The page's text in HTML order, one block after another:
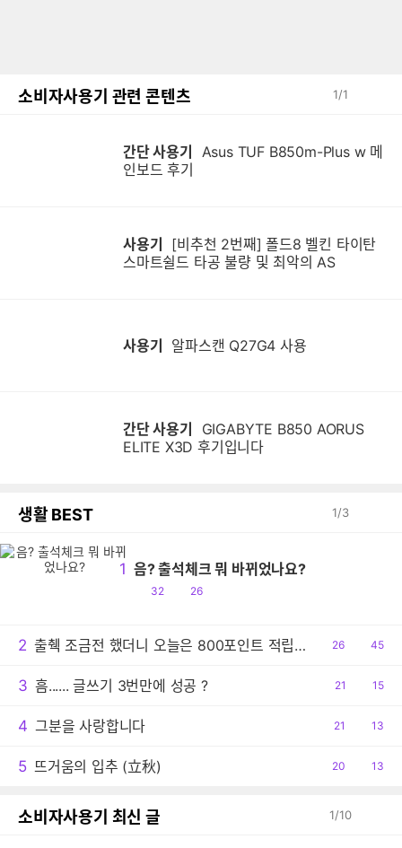
소비자사용기 관련 콘텐츠 1/1
간단 사용기
인보드 후기
사용기
스마트쉴드 타공 불량 및 최악의 AS
사용기 알파스캔 Q27G4 사용
간단 사용기
ELITE X3D 후기입니다
생활 BEST 1/3
1 음? 출석체크 뭐 바뀌었나요?
공
32
댓
26
2 출췍 조금전 했더니 오늘은 800포인트 적립이네요.
공
26
댓
45
3 흠...... 글쓰기 3번만에 성공 ?
공
21
댓
15
4 그분을 사랑합니다
공
21
댓
13
5 뜨거움의 입추 (立秋)
공
20
댓
13
소비자사용기 최신 글 1/10